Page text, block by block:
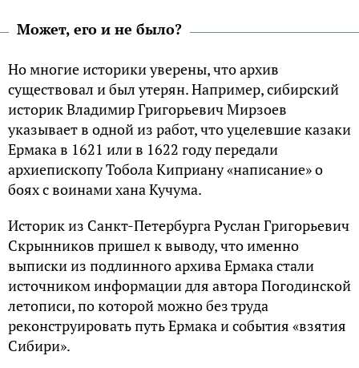
Может, его и не было?
Но многие историки уверены, что архив
существовал и был утерян. Например, сибирский
историк Владимир Григорьевич Мирзоев
указывает в одной из работ, что уцелевшие казаки
Ермака в 1621 или в 1622 году передали
архиепископу Тобола Киприану «написание» о
боях с воинами хана Кучума.
Историк из Санкт-Петербурга Руслан Григорьевич
Скрынников пришел к выводу, что именно
выписки из подлинного архива Ермака стали
источником информации для автора Погодинской
летописи, по которой можно без труда
реконструировать путь Ермака и события «взятия
Сибири».